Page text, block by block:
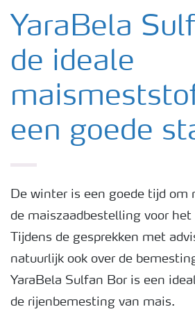
Nieuwsbrieven
Gewassen
Meststoffen
Grow the future
Meststoffen veiligheid
Podcasts
YaraBela
de ideale
een goede
De winter is een goede tijd om
de maiszaadbestelling voor het
Tijdens de gesprekken met
natuurlijk ook over de
YaraBela Sulfan Bor is een
de rijenbemesting van mais.